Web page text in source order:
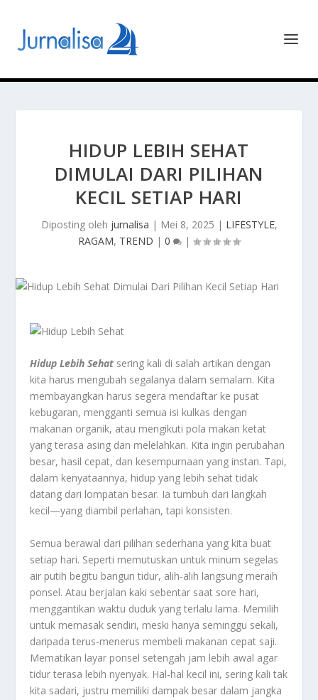
HIDUP LEBIH SEHAT
DIMULAI DARI PILIHAN
KECIL SETIAP HARI
Diposting oleh jurnalisa | Mei 8, 2025 | LIFESTYLE,
RAGAM, TREND | 0 |
Hidup Lebih Sehat sering kali di salah artikan dengan
kita harus mengubah segalanya dalam semalam. Kita
membayangkan harus segera mendaftar ke pusat
kebugaran, mengganti semua isi kulkas dengan
makanan organik, atau mengikuti pola makan ketat
yang terasa asing dan melelahkan. Kita ingin perubahan
besar, hasil cepat, dan kesempurnaan yang instan. Tapi,
dalam kenyataannya, hidup yang lebih sehat tidak
datang dari lompatan besar. Ia tumbuh dari langkah
kecil—yang diambil perlahan, tapi konsisten.
Semua berawal dari pilihan sederhana yang kita buat
setiap hari. Seperti memutuskan untuk minum segelas
air putih begitu bangun tidur, alih-alih langsung meraih
ponsel. Atau berjalan kaki sebentar saat sore hari,
menggantikan waktu duduk yang terlalu lama. Memilih
untuk memasak sendiri, meski hanya seminggu sekali,
daripada terus-menerus membeli makanan cepat saji.
Mematikan layar ponsel setengah jam lebih awal agar
tidur terasa lebih nyenyak. Hal-hal kecil ini, sering kali tak
kita sadari, justru memiliki dampak besar dalam jangka